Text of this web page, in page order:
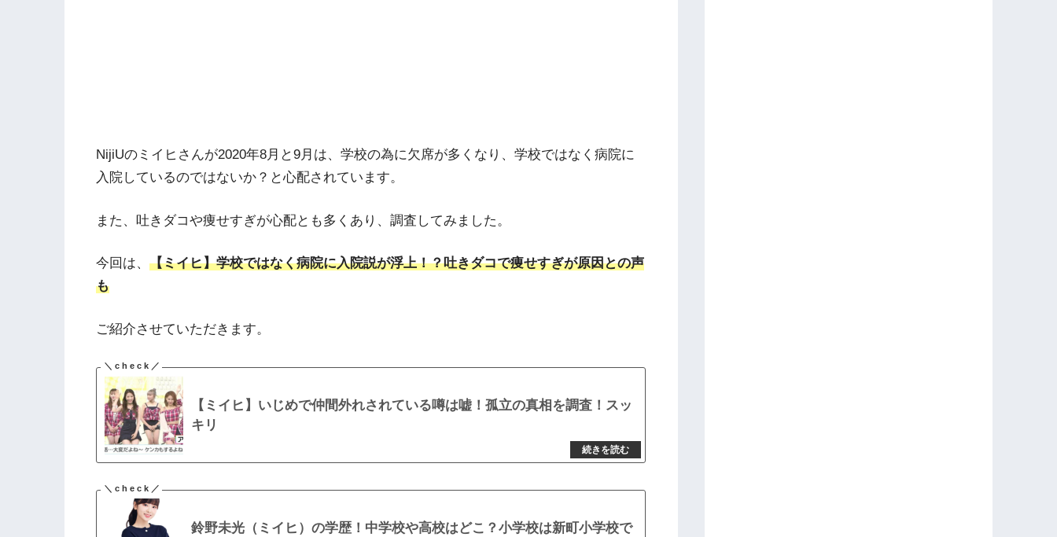
NijiUのミイヒさんが2020年8月と9月は、学校の為に欠席が多くなり、学校ではなく病院に
入院しているのではないか？と心配されています。
また、吐きダコや痩せすぎが心配とも多くあり、調査してみました。
今回は、 【ミイヒ】学校ではなく病院に入院説が浮上！？吐きダコで痩せすぎが原因との声
も
ご紹介させていただきます。
【ミイヒ】いじめで仲間外れされている噂は嘘！孤立の真相を調査！スッ
キリ
鈴野未光（ミイヒ）の学歴！中学校や高校はどこ？小学校は新町小学校で